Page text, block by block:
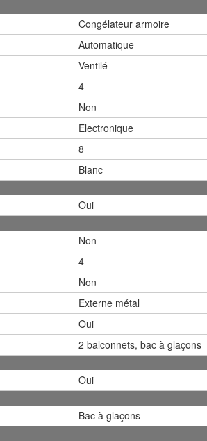
Congélateur armoire
Automatique
Ventilé
4
Non
Electronique
8
Blanc
Oui
Non
4
Non
Externe métal
Oui
2 balconnets, bac à glaçons
Oui
Bac à glaçons